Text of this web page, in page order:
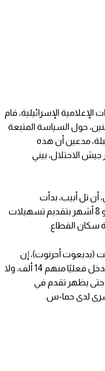
الإسرائيلية، قام
حول السياسة المتبعة
مدعين أن هذه
جيش الاحتلال، بيني
أن تل أبيب، بدأت
سياستها الجديدة مع غزة منذ نحو 8 أشهر بتقديم تسهيلات
سكان القطاع.
(يديعوت أحرنوت)، إن
حصة عمال غزة تبلغ حاليًا 20 ألفًا يدخل فعليًا منهم 14 ألف، ولا
حتى يظهر تقدم في
لدى حما-س.